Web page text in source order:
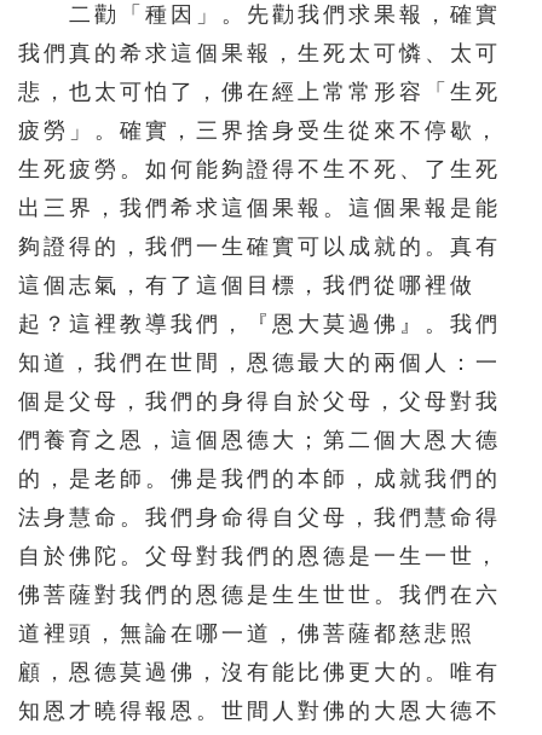
二勸「種因」。先勸我們求果報，確實
我們真的希求這個果報，生死太可憐、太可
悲，也太可怕了，佛在經上常常形容「生死
疲勞」。確實，三界捨身受生從來不停歇，
生死疲勞。如何能夠證得不生不死、了生死
出三界，我們希求這個果報。這個果報是能
夠證得的，我們一生確實可以成就的。真有
這個志氣，有了這個目標，我們從哪裡做
起？這裡教導我們，『恩大莫過佛』。我們
知道，我們在世間，恩德最大的兩個人：一
個是父母，我們的身得自於父母，父母對我
們養育之恩，這個恩德大；第二個大恩大德
的，是老師。佛是我們的本師，成就我們的
法身慧命。我們身命得自父母，我們慧命得
自於佛陀。父母對我們的恩德是一生一世，
佛菩薩對我們的恩德是生生世世。我們在六
道裡頭，無論在哪一道，佛菩薩都慈悲照
顧，恩德莫過佛，沒有能比佛更大的。唯有
知恩才曉得報恩。世間人對佛的大恩大德不